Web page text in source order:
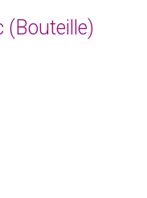
(Bouteille)